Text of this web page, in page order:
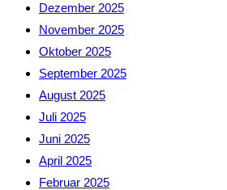
Dezember 2025
November 2025
Oktober 2025
September 2025
August 2025
Juli 2025
Juni 2025
April 2025
Februar 2025